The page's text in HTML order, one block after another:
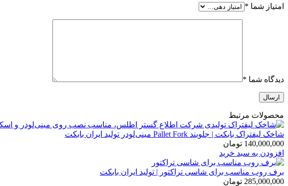
امتیاز شما *
دیدگاه شما *
محصولات مرتبط
شاخک لیفتراک بابکت | جلوبند Pallet Fork مینی‌لودر تولید ایران بابکت
140,000,000 تومان
افزودن به سبد خرید
برف روب مناسب برای شاسی تراکتور | تولید ایران بابکت
285,000,000 تومان